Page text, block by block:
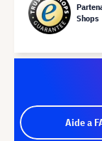
Shops
Aide a